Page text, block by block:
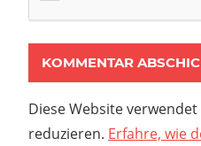
Diese Website
reduzieren. Erfahre, wie